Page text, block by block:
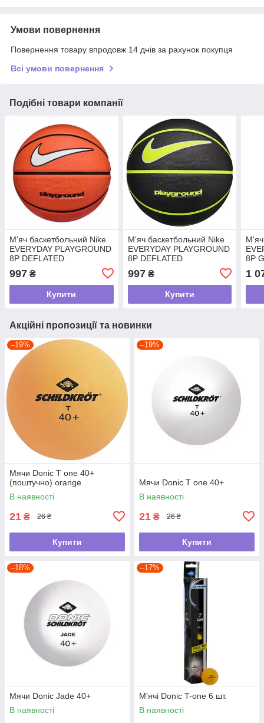
Умови повернення
Повернення товару впродовж 14 днів за рахунок покупця
Всі умови повернення
Подібні товари компанії
М'яч баскетбольний Nike
EVERYDAY PLAYGROUND
8P DEFLATED
997 ₴
Купити
М'яч баскетбольний Nike
EVERYDAY PLAYGROUND
8P DEFLATED
997₴
Купити
М'яч
8P
1
Акційні пропозиції та новинки
–19%
Мячи Donic T one 40+
(поштучно) orange
В наявності
21 ₴ 26 ₴
Купити
–19%
Мячи Donic T one 40+
В наявності
21 ₴ 26 ₴
Купити
–18%
Мячи Donic Jade 40+
В наявності
–17%
М'ячі Donic T-one 6 шт.
В наявності